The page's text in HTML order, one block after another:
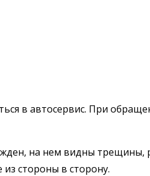
в автосервис. При
на нем видны трещины,
стороны в сторону.